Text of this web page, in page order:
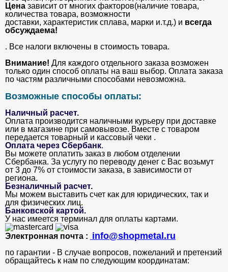
Цена зависит от многих факторов(наличие товара,
количества товара, возможности
доставки, характеристик сплава, марки и.т.д.) и всегда
обсуждаема!
. Все налоги включены в стоимость товара.
Внимание! Для каждого отдельного заказа возможен
только один способ оплаты на ваш выбор. Оплата заказа
по частям различными способами невозможна.
Возможные способы оплаты:
Наличный расчет.
Оплата производится наличными курьеру при доставке
или в магазине при самовывозе. Вместе с товаром
передается товарный и кассовый чеки .
Оплата через Сбербанк.
Вы можете оплатить заказ в любом отделении
Сбербанка. За услугу по переводу денег с Вас возьмут
от 3 до 7% от стоимости заказа, в зависимости от
региона.
Безналичный расчет.
Мы можем выставить счет как для юридических, так и
для физических лиц.
Банковской картой.
У нас имеется терминал для оплаты картами.
Электронная почта : info@shopmetal.ru
по гарантии - В случае вопросов, пожеланий и претензий
обращайтесь к нам по следующим координатам: